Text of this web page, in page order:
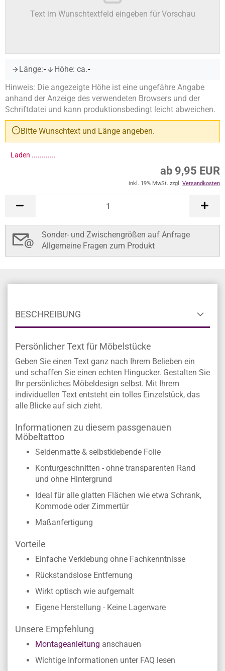
Text im Wunschtextfeld eingeben für Vorschau
Länge:- Höhe: ca.-
Hinweis: Die angezeigte Höhe ist eine ungefähre Angabe
anhand der Anzeige des verwendeten Browsers und der
Schriftdatei und kann produktionsbedingt leicht abweichen.
Bitte Wunschtext und Länge angeben.
Laden .............
ab 9,95 EUR
inkl. 19% MwSt. zzgl. Versandkosten
Sonder- und Zwischengrößen auf Anfrage
Allgemeine Fragen zum Produkt
BESCHREIBUNG
Persönlicher Text für Möbelstücke
Geben Sie einen Text ganz nach Ihrem Belieben ein
und schaffen Sie einen echten Hingucker. Gestalten Sie
Ihr persönliches Möbeldesign selbst. Mit Ihrem
individuellen Text entsteht ein tolles Einzelstück, das
alle Blicke auf sich zieht.
Informationen zu diesem passgenauen
Möbeltattoo
Seidenmatte & selbstklebende Folie
Konturgeschnitten - ohne transparenten Rand
und ohne Hintergrund
Ideal für alle glatten Flächen wie etwa Schrank,
Kommode oder Zimmertür
Maßanfertigung
Vorteile
Einfache Verklebung ohne Fachkenntnisse
Rückstandslose Entfernung
Wirkt optisch wie aufgemalt
Eigene Herstellung - Keine Lagerware
Unsere Empfehlung
Montageanleitung anschauen
Wichtige Informationen unter FAQ lesen